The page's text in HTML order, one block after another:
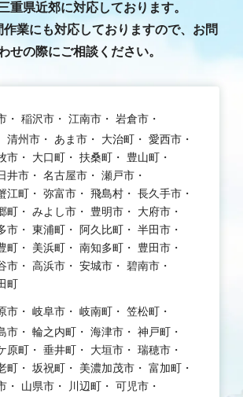
重県近郊に対応しております。
作業にも対応しておりますので、お問
せの際にご相談ください。
稲沢市 江南市
岩倉市
清州市 あま市 大治町
愛西市
市 大口町 扶桑町
豊山町
井市 名古屋市
瀬戸市
江町 弥富市 飛島村
長久手市
町 みよし市 豊明市
大府市
市 東浦町 阿久比町
半田市
町 美浜町 南知多町
豊田市
市 高浜市 安城市
碧南市
町
市 岐阜市 岐南町
笠松町
市 輪之内町 海津市
神戸町
原町 垂井町 大垣市
瑞穂市
町 坂祝町 美濃加茂市
富加町
山県市 川辺町
可児市